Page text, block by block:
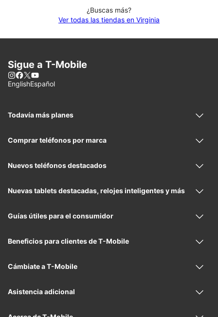
¿Buscas más?
Ver todas las tiendas en Virginia